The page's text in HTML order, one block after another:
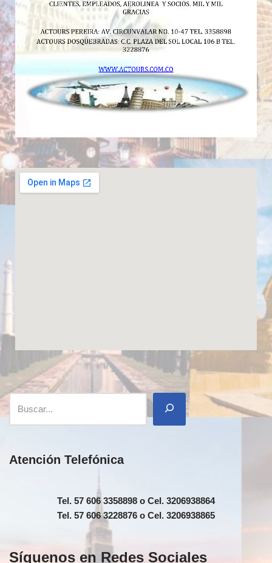
Atención Telefónica
Tel. 57 606 3358898 o Cel. 3206938864
Tel. 57 606 3228876 o Cel. 3206938865
Síguenos en Redes Sociales